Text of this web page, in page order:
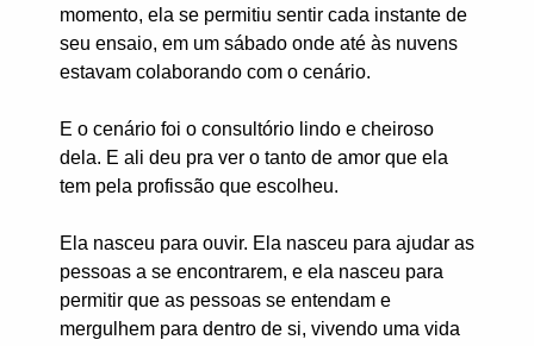
momento, ela se permitiu sentir cada instante de
seu ensaio, em um sábado onde até às nuvens
estavam colaborando com o cenário.
E o cenário foi o consultório lindo e cheiroso
dela. E ali deu pra ver o tanto de amor que ela
tem pela profissão que escolheu.
Ela nasceu para ouvir. Ela nasceu para ajudar as
pessoas a se encontrarem, e ela nasceu para
permitir que as pessoas se entendam e
mergulhem para dentro de si, vivendo uma vida